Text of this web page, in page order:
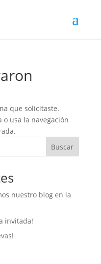
que solicitaste.
usa la navegación
Buscar
nuestro blog en la
invitada!